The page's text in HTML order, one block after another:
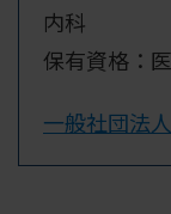
内科
保有資格：
一般社団法